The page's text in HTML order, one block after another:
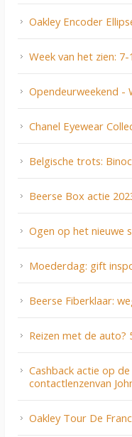
Oakley Encoder
Week van het zien:
Opendeurweekend -
Chanel Eyewear
Belgische trots:
Beerse Box actie
Ogen op het nieuwe
Moederdag: gift
Beerse Fiberklaar:
Reizen met de
Cashback actie op
contactlenzenvan
Oakley Tour De